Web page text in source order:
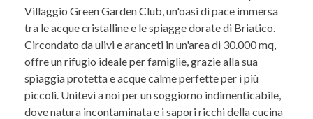
Villaggio Green Garden Club, un'oasi di pace immersa
tra le acque cristalline e le spiagge dorate di Briatico.
Circondato da ulivi e aranceti in un'area di 30.000 mq,
offre un rifugio ideale per famiglie, grazie alla sua
spiaggia protetta e acque calme perfette per i più
piccoli. Unitevi a noi per un soggiorno indimenticabile,
dove natura incontaminata e i sapori ricchi della cucina